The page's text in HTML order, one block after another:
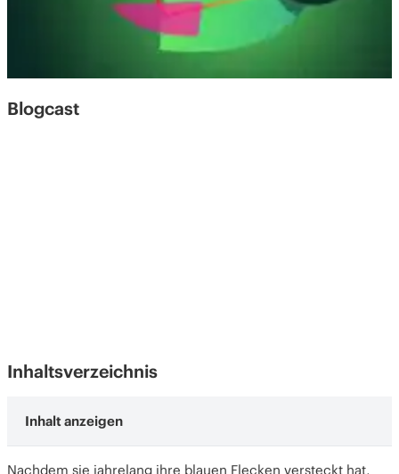
Blogcast
Inhaltsverzeichnis
Nachdem sie jahrelang ihre blauen Flecken versteckt hat,